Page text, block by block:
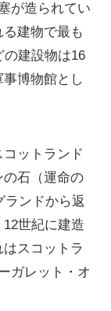
が造られてい
建物で最も
の建設物は16
博物館とし
コットランド
石（運命の
ランドから返
世紀に建造
スコットラ
ガレット・オ